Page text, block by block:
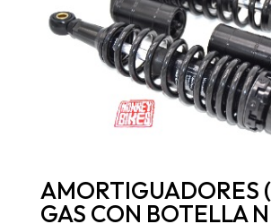
AMORTIGUADORES
GAS CON BOTELLA